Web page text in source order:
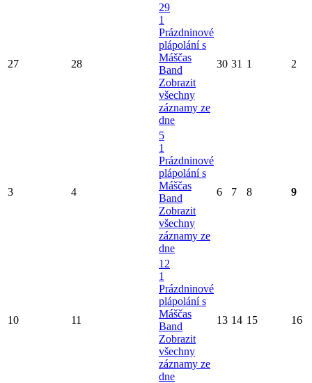
27 28
29
1
Prázdninové
plápolání s
Máščas
Band
Zobrazit
všechny
záznamy ze
dne
30 31 1 2
3 4
5
1
Prázdninové
plápolání s
Máščas
Band
Zobrazit
všechny
záznamy ze
dne
6 7 8 9
10 11
12
1
Prázdninové
plápolání s
Máščas
Band
Zobrazit
všechny
záznamy ze
dne
13 14 15 16